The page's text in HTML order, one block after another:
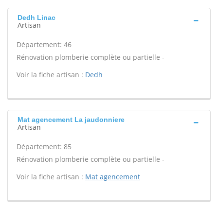
Dedh Linac
Artisan
Département: 46
Rénovation plomberie complète ou partielle -
Voir la fiche artisan : Dedh
Mat agencement La jaudonniere
Artisan
Département: 85
Rénovation plomberie complète ou partielle -
Voir la fiche artisan : Mat agencement